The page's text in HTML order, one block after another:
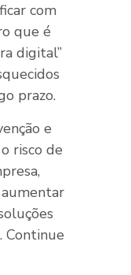
com
que é
digital”
prazo.
e
risco de
Continue